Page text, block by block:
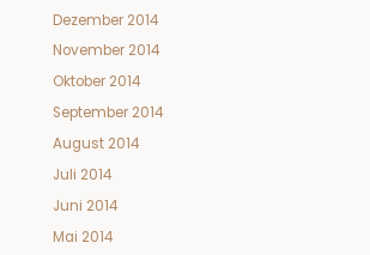
Dezember 2014
November 2014
Oktober 2014
September 2014
August 2014
Juli 2014
Juni 2014
Mai 2014